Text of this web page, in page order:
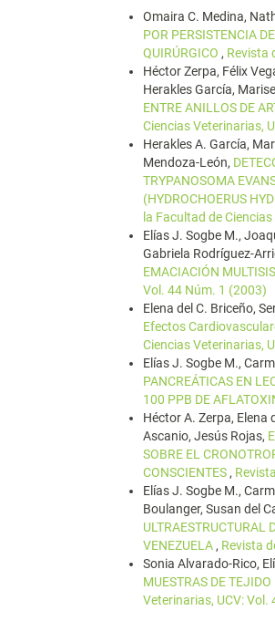
Omaira C. Medina,
POR PERSISTENCIA
QUIRÚRGICO , Revista
Héctor Zerpa, Félix
Herakles García,
ENTRE ANILLOS DE
Ciencias Veterinarias,
Herakles A. García,
Mendoza-León,
TRYPANOSOMA
(HYDROCHOERUS
la Facultad de
Elías J. Sogbe M.,
Gabriela Rodríguez-
EMACIACIÓN
Vol. 44 Núm. 1 (2003)
Elena del C. Briceño,
Efectos
Ciencias Veterinarias,
Elías J. Sogbe M.,
PANCREÁTICAS EN
100 PPB DE
Héctor A. Zerpa, Elena
Ascanio, Jesús Rojas,
SOBRE EL
CONSCIENTES ,
Elías J. Sogbe M.,
Boulanger, Susan del
ULTRAESTRUCTURAL
VENEZUELA , Revista
Sonia Alvarado-Rico,
MUESTRAS DE
Veterinarias, UCV: Vol.